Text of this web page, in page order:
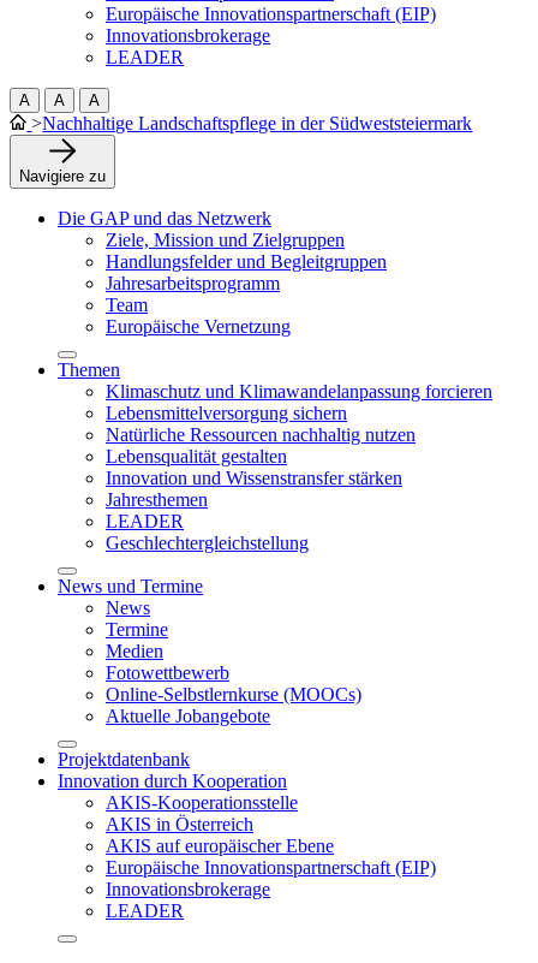
Europäische Innovationspartnerschaft (EIP)
Innovationsbrokerage
LEADER
A A A
>Nachhaltige Landschaftspflege in der Südweststeiermark
Navigiere zu
Die GAP und das Netzwerk
Ziele, Mission und Zielgruppen
Handlungsfelder und Begleitgruppen
Jahresarbeitsprogramm
Team
Europäische Vernetzung
Themen
Klimaschutz und Klimawandelanpassung forcieren
Lebensmittelversorgung sichern
Natürliche Ressourcen nachhaltig nutzen
Lebensqualität gestalten
Innovation und Wissenstransfer stärken
Jahresthemen
LEADER
Geschlechtergleichstellung
News und Termine
News
Termine
Medien
Fotowettbewerb
Online-Selbstlernkurse (MOOCs)
Aktuelle Jobangebote
Projektdatenbank
Innovation durch Kooperation
AKIS-Kooperationsstelle
AKIS in Österreich
AKIS auf europäischer Ebene
Europäische Innovationspartnerschaft (EIP)
Innovationsbrokerage
LEADER